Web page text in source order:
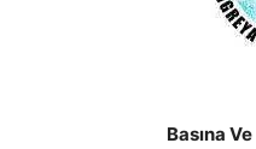
Basına